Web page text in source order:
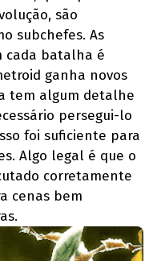
são
subchefes. As
cada batalha é
ganha novos
tem algum detalhe
persegui-lo
foi suficiente para
Algo legal é que o
corretamente
cenas bem